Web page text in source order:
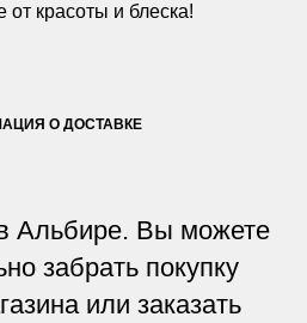
от красоты и блеска!
О ДОСТАВКЕ
Альбире. Вы можете
забрать покупку
или заказать